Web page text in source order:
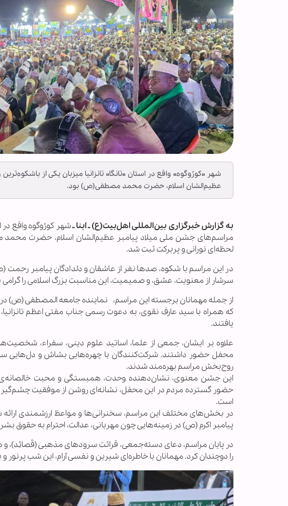
شهر «کورُوگوه» واقع در استان «تانگا» تانزانیا میزبان یکی از
عظیم‌الشان اسلام، حضرت محمد مصطفی(ص) بود.
به گزارش خبرگزاری بین‌المللی اهل‌بیت(ع) ـ ابنا ـشهر کورُوگوه واقع در
مراسم‌های جشن ملی میلاد پیامبر عظیم‌الشان اسلام، حضرت
لحظه‌ای نورانی و پربرکت ثبت شد.
در این مراسم با شکوه، صدها نفر از عاشقان و دلدادگان پیامبر رحمت
سرشار از معنویت، عشق، و صمیمیت، این مناسبت بزرگ اسلامی را گرامی
از جمله مهمانان برجسته این مراسم، نماینده جامعه المصطفی (ص) در
که همراه با سید عارف نقوی، به دعوت رسمی جناب مفتی اعظم
یافتند.
علاوه بر ایشان، جمعی از علما، اساتید علوم دینی، سفراء،
محفل حضور داشتند. شرکت‌کنندگان با چهره‌هایی بشاش و دل‌هایی
روح‌بخش مراسم بهره‌مند شدند.
این جشن معنوی، نشان‌دهنده وحدت، همبستگی و محبت خالصانه‌ی
حضور گسترده مردم در این محفل، نشانه‌ای روشن از موفقیت
است.
در بخش‌های مختلف این مراسم، سخنرانی‌ها و مواعظ ارزشمندی ارائه
پیامبر اکرم (ص) در زمینه‌هایی چون مهربانی، عدالت، احترام به حقوق
در پایان مراسم، دعای دسته‌جمعی، قرائت سرودهای مذهبی
را دوچندان کرد. مهمانان با خاطره‌ای شیرین و نفسی آرام، این شب پرنور و